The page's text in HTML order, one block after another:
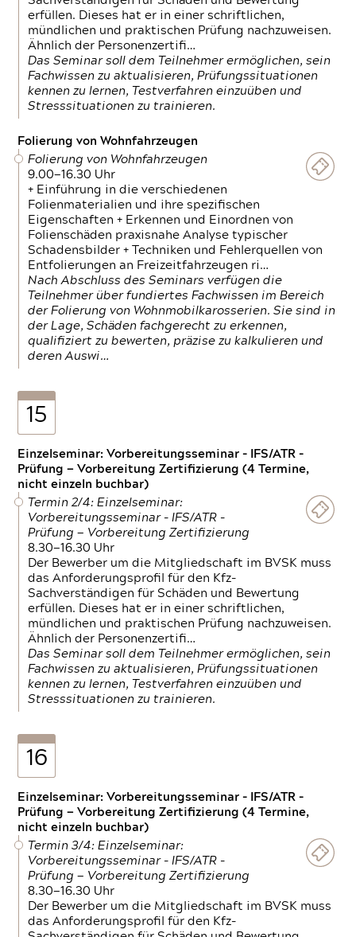
erfüllen. Dieses hat er in einer schriftlichen,
mündlichen und praktischen Prüfung nachzuweisen.
Ähnlich der Personenzertifi…
Das Seminar soll dem Teilnehmer ermöglichen, sein
Fachwissen zu aktualisieren, Prüfungssituationen
kennen zu lernen, Testverfahren einzuüben und
Stresssituationen zu trainieren.
Folierung von Wohnfahrzeugen
Folierung von Wohnfahrzeugen
9.00—16.30 Uhr
+ Einführung in die verschiedenen
Folienmaterialien und ihre spezifischen
Eigenschaften + Erkennen und Einordnen von
Folienschäden praxisnahe Analyse typischer
Schadensbilder + Techniken und Fehlerquellen von
Entfolierungen an Freizeitfahrzeugen ri…
Nach Abschluss des Seminars verfügen die
Teilnehmer über fundiertes Fachwissen im Bereich
der Folierung von Wohnmobilkarosserien. Sie sind in
der Lage, Schäden fachgerecht zu erkennen,
qualifiziert zu bewerten, präzise zu kalkulieren und
deren Auswi…
15
Einzelseminar: Vorbereitungsseminar - IFS/ATR -
Prüfung — Vorbereitung Zertifizierung (4 Termine,
nicht einzeln buchbar)
Termin 2/4: Einzelseminar:
Vorbereitungsseminar - IFS/ATR -
Prüfung — Vorbereitung Zertifizierung
8.30—16.30 Uhr
Der Bewerber um die Mitgliedschaft im BVSK muss
das Anforderungsprofil für den Kfz-
Sachverständigen für Schäden und Bewertung
erfüllen. Dieses hat er in einer schriftlichen,
mündlichen und praktischen Prüfung nachzuweisen.
Ähnlich der Personenzertifi…
Das Seminar soll dem Teilnehmer ermöglichen, sein
Fachwissen zu aktualisieren, Prüfungssituationen
kennen zu lernen, Testverfahren einzuüben und
Stresssituationen zu trainieren.
16
Einzelseminar: Vorbereitungsseminar - IFS/ATR -
Prüfung — Vorbereitung Zertifizierung (4 Termine,
nicht einzeln buchbar)
Termin 3/4: Einzelseminar:
Vorbereitungsseminar - IFS/ATR -
Prüfung — Vorbereitung Zertifizierung
8.30—16.30 Uhr
Der Bewerber um die Mitgliedschaft im BVSK muss
das Anforderungsprofil für den Kfz-